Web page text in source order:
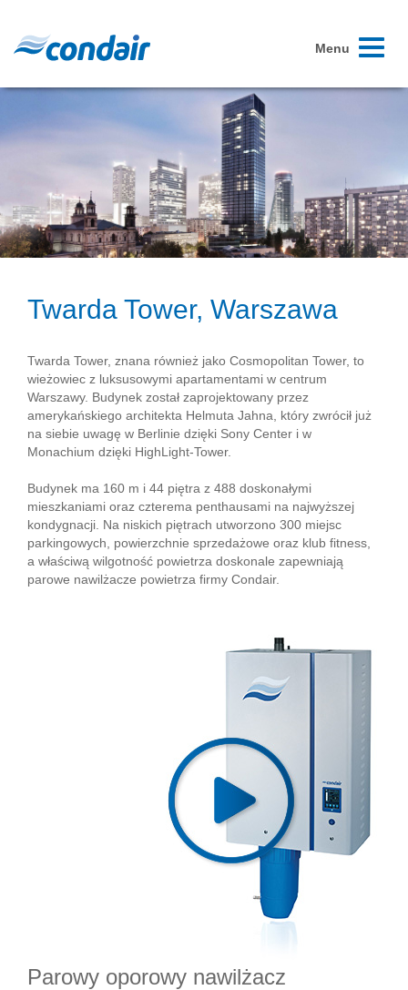
Toggle
Menu
Twarda Tower, Warszawa
Twarda Tower, znana również jako Cosmopolitan Tower, to
wieżowiec z luksusowymi apartamentami w centrum
Warszawy. Budynek został zaprojektowany przez
amerykańskiego architekta Helmuta Jahna, który zwrócił już
na siebie uwagę w Berlinie dzięki Sony Center i w
Monachium dzięki HighLight-Tower.
Budynek ma 160 m i 44 piętra z 488 doskonałymi
mieszkaniami oraz czterema penthausami na najwyższej
kondygnacji. Na niskich piętrach utworzono 300 miejsc
parkingowych, powierzchnie sprzedażowe oraz klub fitness,
a właściwą wilgotność powietrza doskonale zapewniają
parowe nawilżacze powietrza firmy Condair.
Parowy oporowy nawilżacz